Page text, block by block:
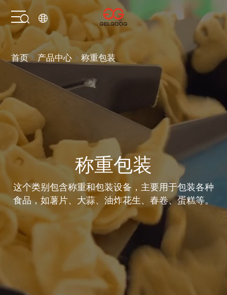
解决方案
产品中心
服务支持
联系我们
首页 产品中心 称重包装
称重包装
这个类别包含称重和包装设备，主要用于包装各种
食品，如薯片、大蒜、油炸花生、春卷、蛋糕等。